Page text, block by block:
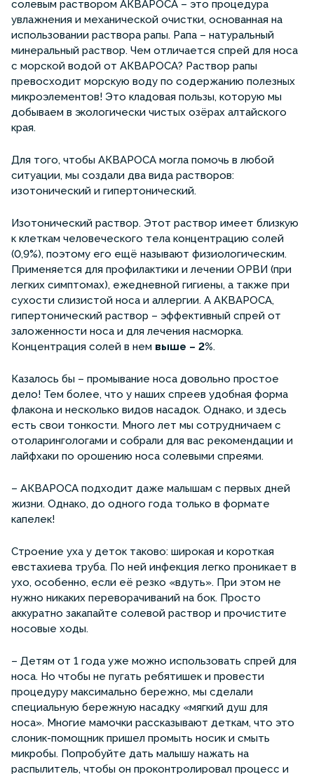
солевым раствором АКВАРОСА – это процедура
увлажнения и механической очистки, основанная на
использовании раствора рапы. Рапа – натуральный
минеральный раствор. Чем отличается спрей для носа
с морской водой от АКВАРОСА? Раствор рапы
превосходит морскую воду по содержанию полезных
микроэлементов! Это кладовая пользы, которую мы
добываем в экологически чистых озёрах алтайского
края.
Для того, чтобы АКВАРОСА могла помочь в любой
ситуации, мы создали два вида растворов:
изотонический и гипертонический.
Изотонический раствор. Этот раствор имеет близкую
к клеткам человеческого тела концентрацию солей
(0,9%), поэтому его ещё называют физиологическим.
Применяется для профилактики и лечении ОРВИ (при
легких симптомах), ежедневной гигиены, а также при
сухости слизистой носа и аллергии. А АКВАРОСА,
гипертонический раствор – эффективный спрей от
заложенности носа и для лечения насморка.
Концентрация солей в нем выше – 2%.
Казалось бы – промывание носа довольно простое
дело! Тем более, что у наших спреев удобная форма
флакона и несколько видов насадок. Однако, и здесь
есть свои тонкости. Много лет мы сотрудничаем с
отоларингологами и собрали для вас рекомендации и
лайфхаки по орошению носа солевыми спреями.
– АКВАРОСА подходит даже малышам с первых дней
жизни. Однако, до одного года только в формате
капелек!
Строение уха у деток таково: широкая и короткая
евстахиева труба. По ней инфекция легко проникает в
ухо, особенно, если её резко «вдуть». При этом не
нужно никаких переворачиваний на бок. Просто
аккуратно закапайте солевой раствор и прочистите
носовые ходы.
– Детям от 1 года уже можно использовать спрей для
носа. Но чтобы не пугать ребятишек и провести
процедуру максимально бережно, мы сделали
специальную бережную насадку «мягкий душ для
носа». Многие мамочки рассказывают деткам, что это
слоник-помощник пришел промыть носик и смыть
микробы. Попробуйте дать малышу нажать на
распылитель, чтобы он проконтролировал процесс и